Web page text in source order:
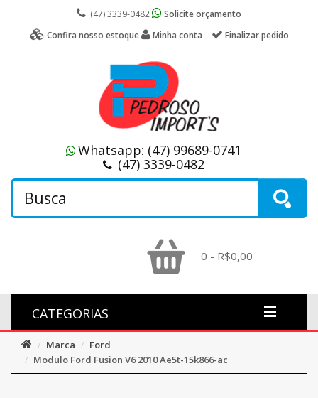
(47) 3339-0482
Solicite orçamento
Confira nosso estoque
Minha conta Finalizar pedido
Whatsapp: (47) 99689-0741
(47) 3339-0482
0 - R$0,00
CATEGORIAS
Marca
Ford
Modulo Ford Fusion V6 2010 Ae5t-15k866-ac